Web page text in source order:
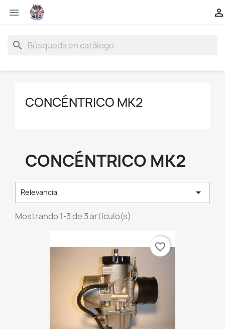
 
search
CONCÉNTRICO MK2
CONCÉNTRICO MK2
Relevancia 
Mostrando 1-3 de 3 artículo(s)
favorite_border